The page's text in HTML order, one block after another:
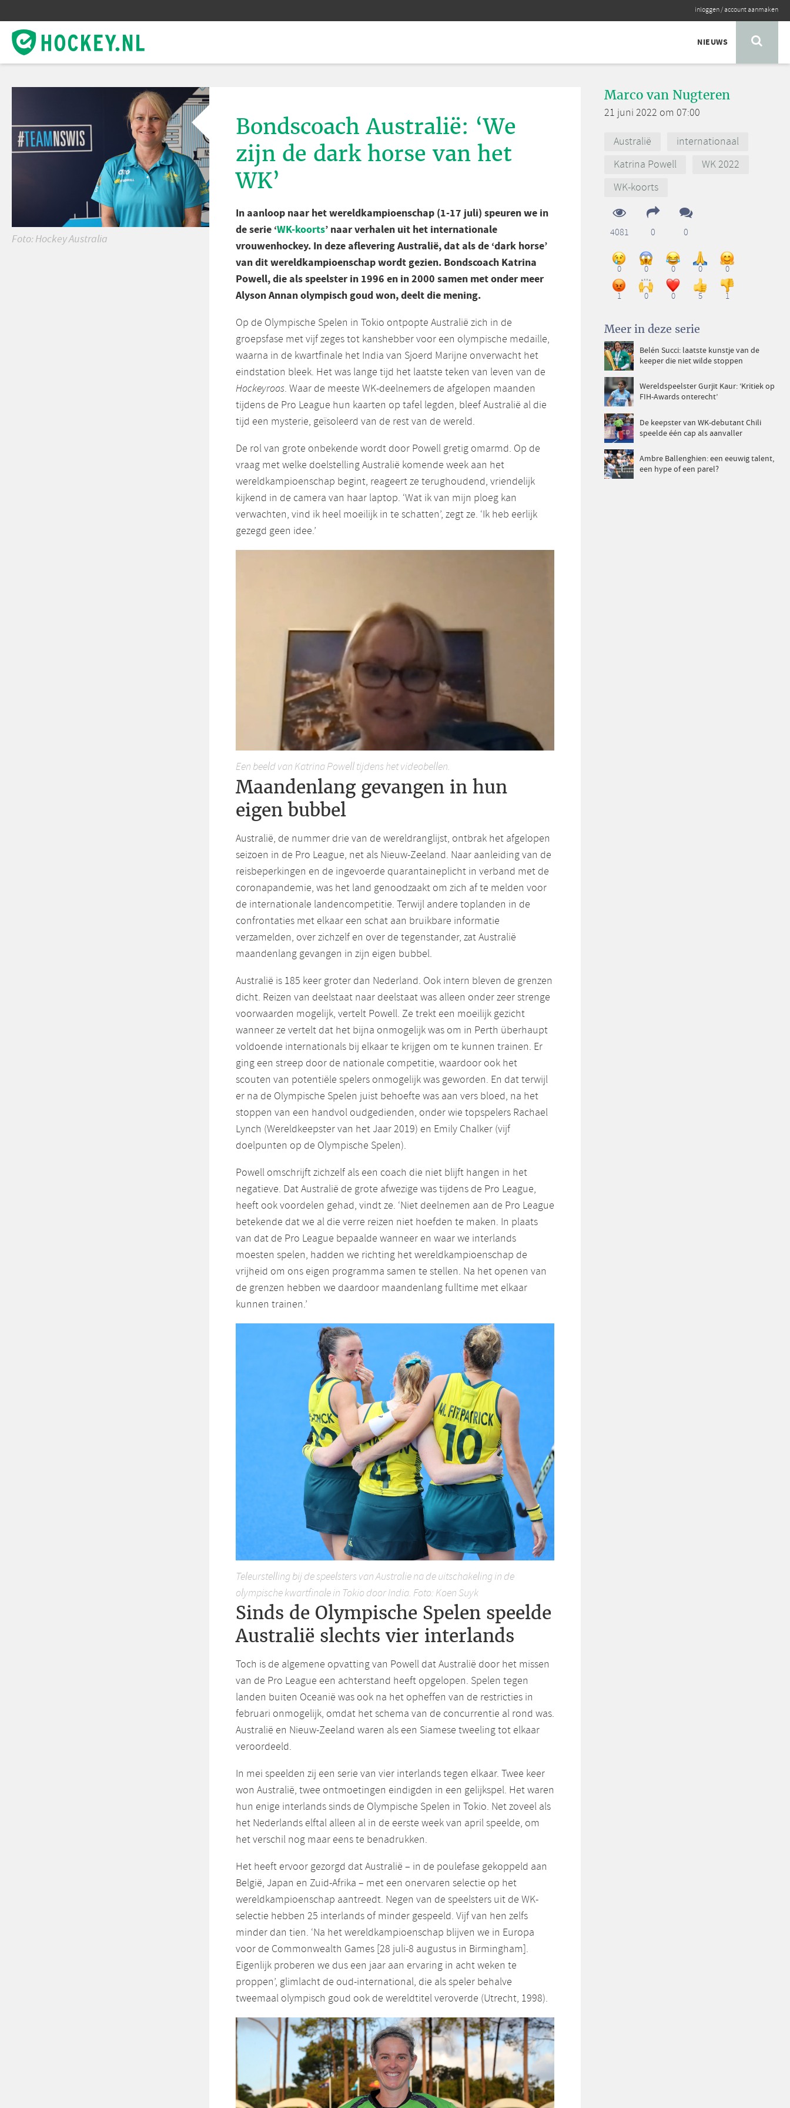
inloggen/account aanmaken
NIEUWS
Foto: Hockey Australia
Bondscoach Australië: ‘We
zijn de dark horse van het
WK’
In aanloop naar het wereldkampioenschap (1-17 juli) speuren we in
de serie ‘WK-koorts’ naar verhalen uit het internationale
vrouwenhockey. In deze aflevering Australië, dat als de ‘dark horse’
van dit wereldkampioenschap wordt gezien. Bondscoach Katrina
Powell, die als speelster in 1996 en in 2000 samen met onder meer
Alyson Annan olympisch goud won, deelt die mening.
Op de Olympische Spelen in Tokio ontpopte Australië zich in de
groepsfase met vijf zeges tot kanshebber voor een olympische medaille,
waarna in de kwartfinale het India van Sjoerd Marijne onverwacht het
eindstation bleek. Het was lange tijd het laatste teken van leven van de
Hockeyroos. Waar de meeste WK-deelnemers de afgelopen maanden
tijdens de Pro League hun kaarten op tafel legden, bleef Australië al die
tijd een mysterie, geïsoleerd van de rest van de wereld.
De rol van grote onbekende wordt door Powell gretig omarmd. Op de
vraag met welke doelstelling Australië komende week aan het
wereldkampioenschap begint, reageert ze terughoudend, vriendelijk
kijkend in de camera van haar laptop. ‘Wat ik van mijn ploeg kan
verwachten, vind ik heel moeilijk in te schatten’, zegt ze. ‘Ik heb eerlijk
gezegd geen idee.’
Een beeld van Katrina Powell tijdens het videobellen.
Maandenlang gevangen in hun
eigen bubbel
Australië, de nummer drie van de wereldranglijst, ontbrak het afgelopen
seizoen in de Pro League, net als Nieuw-Zeeland. Naar aanleiding van de
reisbeperkingen en de ingevoerde quarantaineplicht in verband met de
coronapandemie, was het land genoodzaakt om zich af te melden voor
de internationale landencompetitie. Terwijl andere toplanden in de
confrontaties met elkaar een schat aan bruikbare informatie
verzamelden, over zichzelf en over de tegenstander, zat Australië
maandenlang gevangen in zijn eigen bubbel.
Australië is 185 keer groter dan Nederland. Ook intern bleven de grenzen
dicht. Reizen van deelstaat naar deelstaat was alleen onder zeer strenge
voorwaarden mogelijk, vertelt Powell. Ze trekt een moeilijk gezicht
wanneer ze vertelt dat het bijna onmogelijk was om in Perth überhaupt
voldoende internationals bij elkaar te krijgen om te kunnen trainen. Er
ging een streep door de nationale competitie, waardoor ook het
scouten van potentiële spelers onmogelijk was geworden. En dat terwijl
er na de Olympische Spelen juist behoefte was aan vers bloed, na het
stoppen van een handvol oudgedienden, onder wie topspelers Rachael
Lynch (Wereldkeepster van het Jaar 2019) en Emily Chalker (vijf
doelpunten op de Olympische Spelen).
Powell omschrijft zichzelf als een coach die niet blijft hangen in het
negatieve. Dat Australië de grote afwezige was tijdens de Pro League,
heeft ook voordelen gehad, vindt ze. ‘Niet deelnemen aan de Pro League
betekende dat we al die verre reizen niet hoefden te maken. In plaats
van dat de Pro League bepaalde wanneer en waar we interlands
moesten spelen, hadden we richting het wereldkampioenschap de
vrijheid om ons eigen programma samen te stellen. Na het openen van
de grenzen hebben we daardoor maandenlang fulltime met elkaar
kunnen trainen.’
Teleurstelling bij de speelsters van Australie na de uitschakeling in de
olympische kwartfinale in Tokio door India. Foto: Koen Suyk
Sinds de Olympische Spelen speelde
Australië slechts vier interlands
Toch is de algemene opvatting van Powell dat Australië door het missen
van de Pro League een achterstand heeft opgelopen. Spelen tegen
landen buiten Oceanië was ook na het opheffen van de restricties in
februari onmogelijk, omdat het schema van de concurrentie al rond was.
Australië en Nieuw-Zeeland waren als een Siamese tweeling tot elkaar
veroordeeld.
In mei speelden zij een serie van vier interlands tegen elkaar. Twee keer
won Australië, twee ontmoetingen eindigden in een gelijkspel. Het waren
hun enige interlands sinds de Olympische Spelen in Tokio. Net zoveel als
het Nederlands elftal alleen al in de eerste week van april speelde, om
het verschil nog maar eens te benadrukken.
Het heeft ervoor gezorgd dat Australië – in de poulefase gekoppeld aan
België, Japan en Zuid-Afrika – met een onervaren selectie op het
wereldkampioenschap aantreedt. Negen van de speelsters uit de WK-
selectie hebben 25 interlands of minder gespeeld. Vijf van hen zelfs
minder dan tien. ‘Na het wereldkampioenschap blijven we in Europa
voor de Commonwealth Games [28 juli-8 augustus in Birmingham].
Eigenlijk proberen we dus een jaar aan ervaring in acht weken te
proppen’, glimlacht de oud-international, die als speler behalve
tweemaal olympisch goud ook de wereldtitel veroverde (Utrecht, 1998).
Marco van Nugteren
21 juni 2022 om 07:00
Australië
internationaal
Katrina Powell
WK 2022
WK-koorts
4081 0 0
0 0 0 0 0
1 0 0 5 1
Meer in deze serie
Belén Succi: laatste kunstje van de
keeper die niet wilde stoppen
Wereldspeelster Gurjit Kaur: ‘Kritiek op
FIH-Awards onterecht’
De keepster van WK-debutant Chili
speelde één cap als aanvaller
Ambre Ballenghien: een eeuwig talent,
een hype of een parel?